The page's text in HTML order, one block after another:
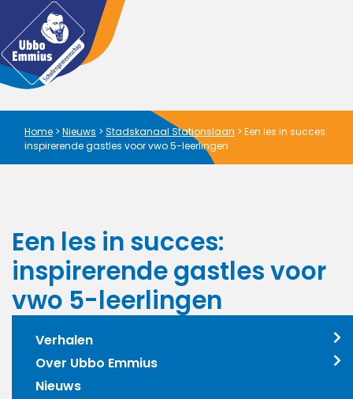
Home > Nieuws > Stadskanaal Stationslaan > Een les in succes:
inspirerende gastles voor vwo 5-leerlingen
Een les in succes:
inspirerende gastles voor
vwo 5-leerlingen
Verhalen
Over Ubbo Emmius
Nieuws